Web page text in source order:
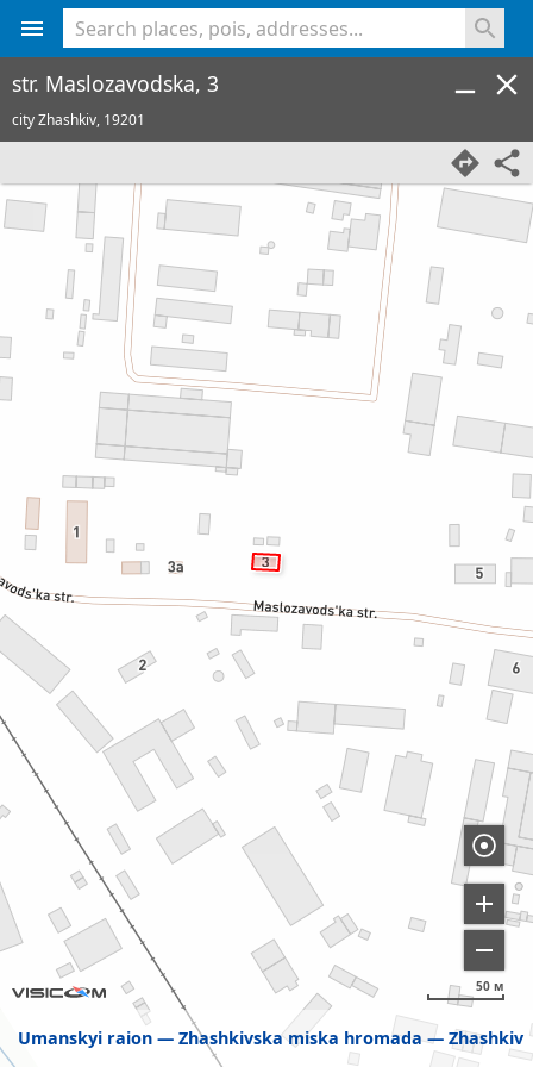
Umanskyi raion Zhashkivska miska hromada Zhashkiv
50 м
str. Maslozavodska, 3
city Zhashkiv, 19201
<% console.log(hcard) %>